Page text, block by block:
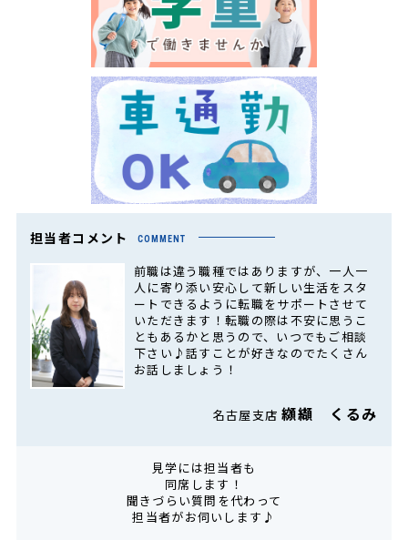
担当者コメント COMMENT
前職は違う職種ではありますが、一人一
人に寄り添い安心して新しい生活をスタ
ートできるように転職をサポートさせて
いただきます！転職の際は不安に思うこ
ともあるかと思うので、いつでもご相談
下さい♪話すことが好きなのでたくさん
お話しましょう！
名古屋支店纐纈 くるみ
見学には担当者も
同席します！
聞きづらい質問を代わって
担当者がお伺いします♪